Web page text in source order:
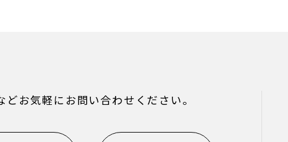
どお気軽にお問い合わせください。